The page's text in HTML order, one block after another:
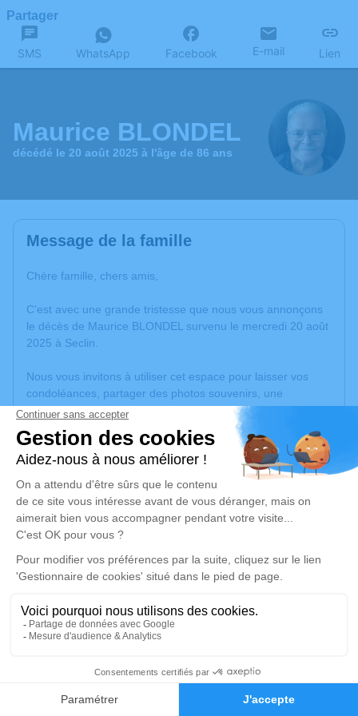
Faire-part Hommages
Partager
SMS WhatsApp Facebook E-mail Lien
Maurice BLONDEL
décédé le 20 août 2025 à l'âge de 86 ans
Message de la famille
Chère famille, chers amis,
C’est avec une grande tristesse que nous vous annonçons
le décès de Maurice BLONDEL survenu le mercredi 20 août
2025 à Seclin.
Nous vous invitons à utiliser cet espace pour laisser vos
condoléances, partager des photos souvenirs, une
anecdote ou exprimer vos pensées à travers des poèmes
ou des textes. Cet endroit est un lieu d'expression dédié à
honorer la mémoire de Maurice BLONDEL.
Un service de plantation d’arbre hommage estdisponible
lundi 25 août 2025 à 15h00
Église Saint-Vaast de La Bassée
3, Rue Pauline Houdoye